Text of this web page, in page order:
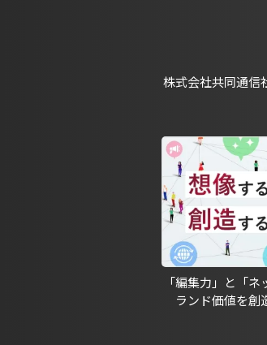
株式会社共同通信
「編集力」と「
ランド価値を創